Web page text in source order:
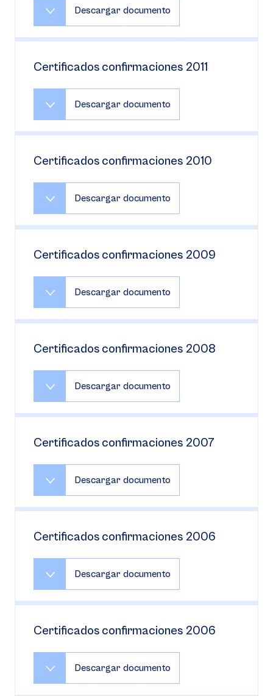
Descargar documento
Certificados confirmaciones 2011
Descargar documento
Certificados confirmaciones 2010
Descargar documento
Certificados confirmaciones 2009
Descargar documento
Certificados confirmaciones 2008
Descargar documento
Certificados confirmaciones 2007
Descargar documento
Certificados confirmaciones 2006
Descargar documento
Certificados confirmaciones 2006
Descargar documento